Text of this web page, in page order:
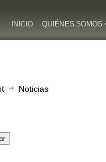
INICIO QUIÉNES SOMOS
Noticias